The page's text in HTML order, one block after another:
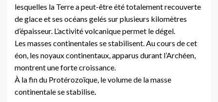
lesquelles la Terre a peut-être été totalement recouverte
de glace et ses océans gelés sur plusieurs kilomètres
d’épaisseur. L’activité volcanique permet le dégel.
Les masses continentales se stabilisent. Au cours de cet
éon, les noyaux continentaux, apparus durant l’Archéen,
montrent une forte croissance.
À la fin du Protérozoïque, le volume de la masse
continentale se stabilise.